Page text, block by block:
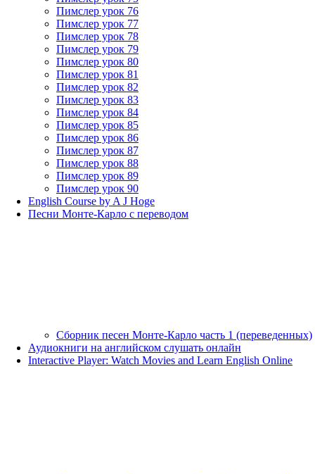
Пимслер урок 76
Пимслер урок 77
Пимслер урок 78
Пимслер урок 79
Пимслер урок 80
Пимслер урок 81
Пимслер урок 82
Пимслер урок 83
Пимслер урок 84
Пимслер урок 85
Пимслер урок 86
Пимслер урок 87
Пимслер урок 88
Пимслер урок 89
Пимслер урок 90
English Course by A J Hoge
Песни Монте-Карло с переводом
Сборник песен Монте-Карло часть 1 (переведенных)
Аудиокниги на английском слушать онлайн
Interactive Player: Watch Movies and Learn English Online